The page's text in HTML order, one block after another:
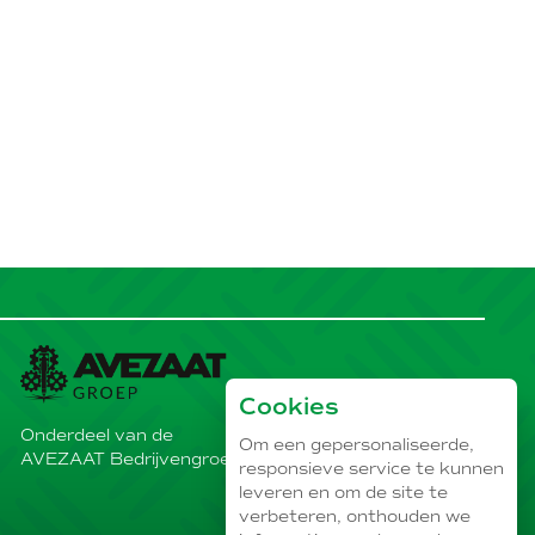
Cookies
Om een gepersonaliseerde,
responsieve service te kunnen
leveren en om de site te
verbeteren, onthouden we
Onderdeel van de
AVEZAAT Bedrijvengroep